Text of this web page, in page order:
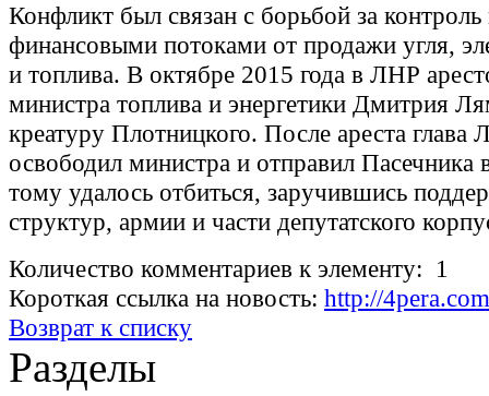
Конфликт был связан с борьбой за контроль
финансовыми потоками от продажи угля,
и топлива. В октябре 2015 года в ЛНР
министра топлива и энергетики Дмитрия
креатуру Плотницкого. После ареста глава
освободил министра и отправил Пасечника
тому удалось отбиться, заручившись
структур, армии и части депутатского
Количество комментариев к элементу: 1
Короткая ссылка на новость: http://
Возврат к списку
Разделы